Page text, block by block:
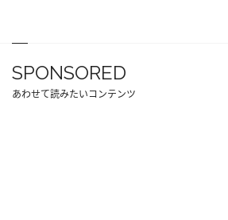
SPONSORED
あわせて読みたいコンテンツ